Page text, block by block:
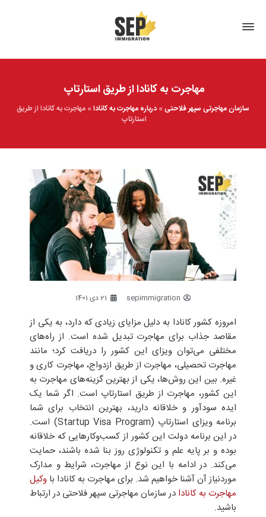
مهاجرت به کانادا از طریق استارتاپ
سازمان مهاجرتی سپهر فلاحتی» درباره مهاجرت به کانادا» مهاجرت به کانادا از طریق
استارتاپ
sepimmigration 21 دی 1401
امروزه کشور کانادا به دلیل مزایای زیادی که دارد، به یکی از
مقاصد جذاب برای مهاجرت تبدیل شده است. از راه‌های
مختلفی می‌توان ویزای این کشور را دریافت کرد؛ مانند
مهاجرت تحصیلی، مهاجرت از طریق ازدواج، مهاجرت کاری و
غیره. بین این روش‌ها، یکی از بهترین گزینه‌های مهاجرت به
این کشور، مهاجرت از طریق استارتاپ است. اگر شما یک
ایده‌ سودآور و خلاقانه دارید، بهترین انتخاب برای شما
برنامه ویزای استارتاپ (Startup Visa Program) است.
در این برنامه دولت این کشور از کسب‌وکارهایی که خلاقانه
بوده و بر پایه علم و تکنولوژی روز بنا شده باشند، حمایت
می‌کند. در ادامه با این نوع از مهاجرت، شرایط و مدارک
موردنیاز آن آشنا خواهیم شد. برای مهاجرت به کانادا با وکیل
مهاجرت به کانادا در سازمان مهاجرتی سپهر فلاحتی در ارتباط
باشید.